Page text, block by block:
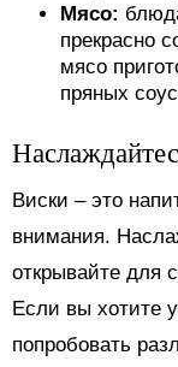
Мясо:
прекрасно
мясо
пряных
Виски – это
внимания.
открывайте для
Если вы хотите
попробовать